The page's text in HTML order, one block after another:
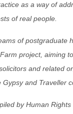
as a way of
of real people.
of postgraduate
project, aiming
and related
and Traveller
by Human